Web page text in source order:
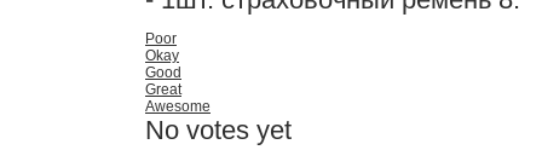
Poor
Okay
Good
Great
Awesome
No votes yet